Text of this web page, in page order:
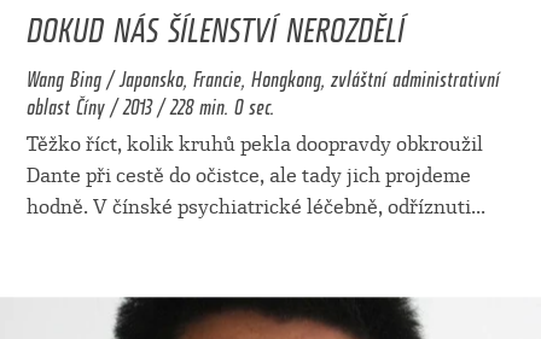
DOKUD NÁS ŠÍLENSTVÍ NEROZDĚLÍ
Wang Bing / Japonsko, Francie, Hongkong, zvláštní administrativní
oblast Číny / 2013 / 228 min. 0 sec.
Těžko říct, kolik kruhů pekla doopravdy obkroužil
Dante při cestě do očistce, ale tady jich projdeme
hodně. V čínské psychiatrické léčebně, odříznuti...